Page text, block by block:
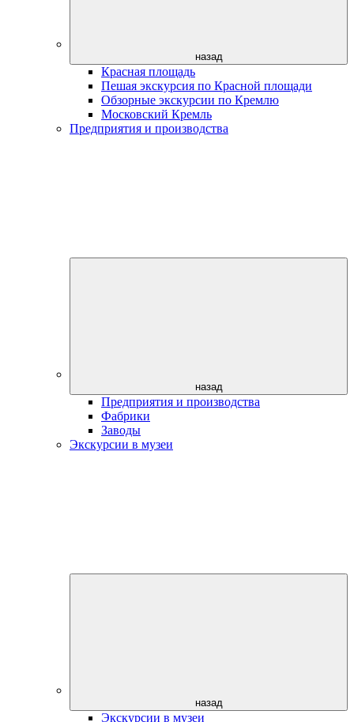
назад
Красная площадь
Пешая экскурсия по Красной площади
Обзорные экскурсии по Кремлю
Московский Кремль
Предприятия и производства
назад
Предприятия и производства
Фабрики
Заводы
Экскурсии в музеи
назад
Экскурсии в музеи